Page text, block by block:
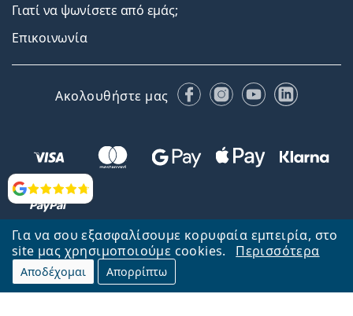
Για να σου εξασφαλίσουμε κορυφαία εμπειρία, στο
site μας χρησιμοποιούμε cookies.
Περισσότερα
Αποδέχομαι Απορρίπτω
Αξιολογήσεις
Γιατί να ψωνίσετε από εμάς;
Επικοινωνία
Ακολουθήστε μας FacebookInstagram
YouTubeLinkedIn
Επιστροφή στην αρχική σελίδα